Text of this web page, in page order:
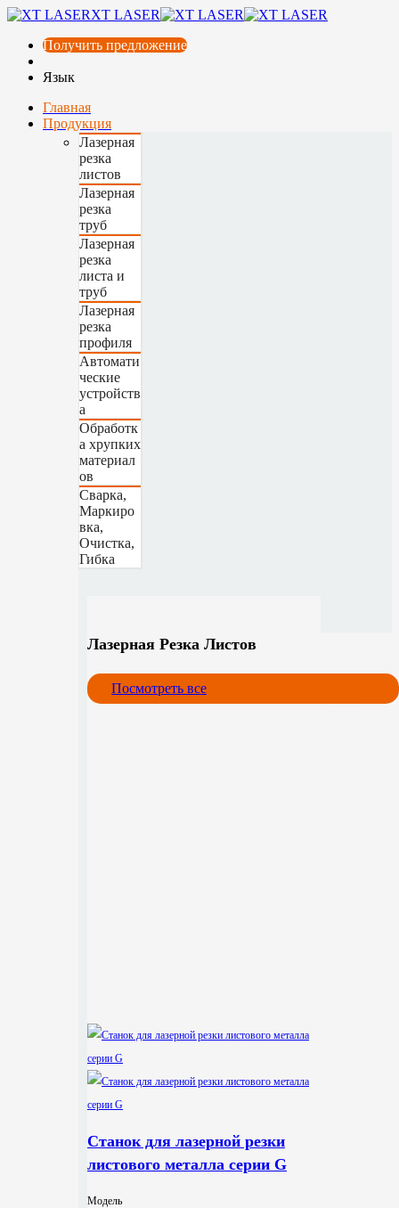
XT LASER
Получить предложение
Язык
Главная
Продукция
Лазерная
резка
листов
Лазерная
резка
труб
Лазерная
резка
листа и
труб
Лазерная
резка
профиля
Автомати
ческие
устройств
а
Обработк
а хрупких
материал
ов
Сварка,
Маркиро
вка,
Очистка,
Гибка
Лазерная Резка Листов
Посмотреть все
Станок для лазерной резки
листового металла серии G
Модель